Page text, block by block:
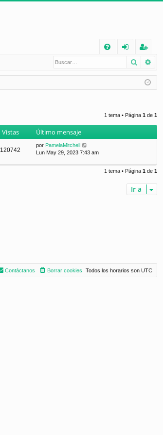
Q
nt
ifi
e
eg
ist
ra
Buscar
1 tema • Página 1 de 1
Vistas Último mensaje
120742
por PamelaMitchell
Lun May 29, 2023 7:43 am
1 tema • Página 1 de 1
Ir a
Todos los horarios son UTC
Borrar cookies
Contáctanos